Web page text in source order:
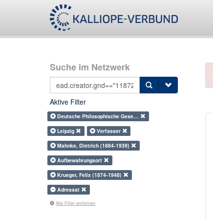
Suche im Netzwerk
Aktive Filter
Deutsche Philosophische Gese…
Leipzig
Verfasser
Mahnke, Dietrich (1884-1939)
Aufbewahrungsort
Krueger, Felix (1874-1948)
Adressat
Alle Filter entfernen